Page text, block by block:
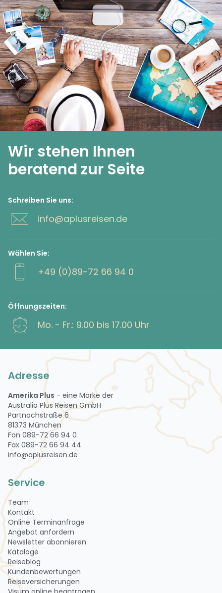
Wir stehen Ihnen
beratend zur Seite
Schreiben Sie uns:
info@aplusreisen.de
Wählen Sie:
+49 (0)89-72 66 94 0
Öffnungszeiten:
Mo. - Fr.: 9.00 bis 17.00 Uhr
Adresse
Amerika Plus - eine Marke der
Australia Plus Reisen GmbH
Partnachstraße 6
81373 München
Fon 089-72 66 94 0
Fax 089-72 66 94 44
info@aplusreisen.de
Service
Team
Kontakt
Online Terminanfrage
Angebot anfordern
Newsletter abon­nie­ren
Kataloge
Reiseblog
Kundenbewertungen
Reiseversicherungen